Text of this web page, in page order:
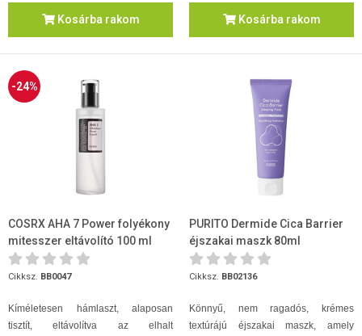
Kosárba rakom Kosárba rakom
-24%
COSRX AHA 7 Power folyékony
mitesszer eltávolító 100 ml
Cikksz. BB0047
Kíméletesen hámlaszt, alaposan
tisztít, eltávolítva az elhalt
PURITO Dermide Cica Barrier
éjszakai maszk 80ml
Cikksz. BB02136
Könnyű, nem ragadós, krémes
textúrájú éjszakai maszk, amely